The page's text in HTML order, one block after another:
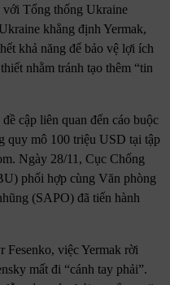
với Tổng thống Ukraine
khẳng định Yermak,
khả năng để bảo vệ lợi ích
nhằm tránh tạo thêm “tin
cập liên quan đến cáo buộc
quy mô 100 triệu USD tại tập
Ngày 28/11, Cục Chống
phối hợp cùng Văn phòng
(SAPO) đã tiến hành
việc Yermak rời
mất đi “cánh tay phải”.